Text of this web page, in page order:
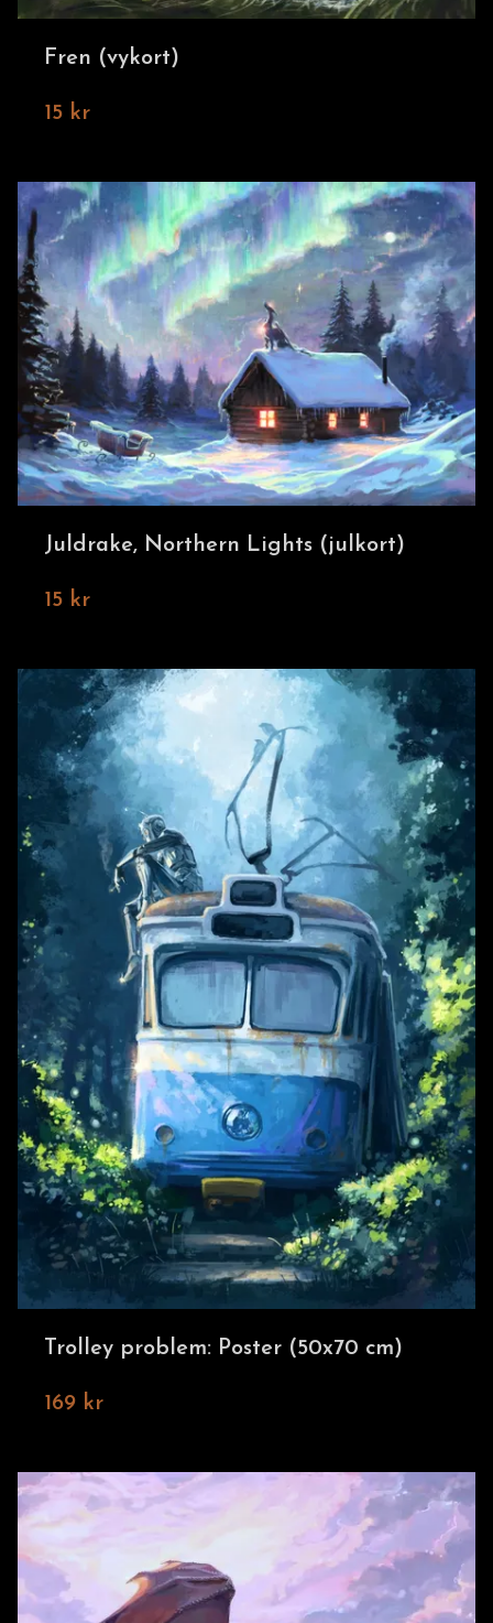
Fren (vykort)
15 kr
Juldrake, Northern Lights (julkort)
15 kr
Trolley problem: Poster (50x70 cm)
169 kr